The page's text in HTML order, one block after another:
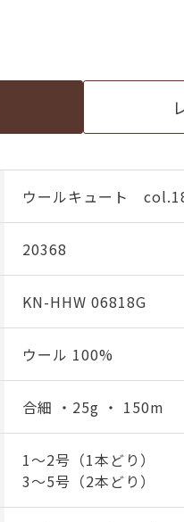
ウールキュート
20368
KN-HHW 06818G
ウール 100%
合細 ・25g ・ 150m
1～2号（1本どり）
3～5号（2本どり）